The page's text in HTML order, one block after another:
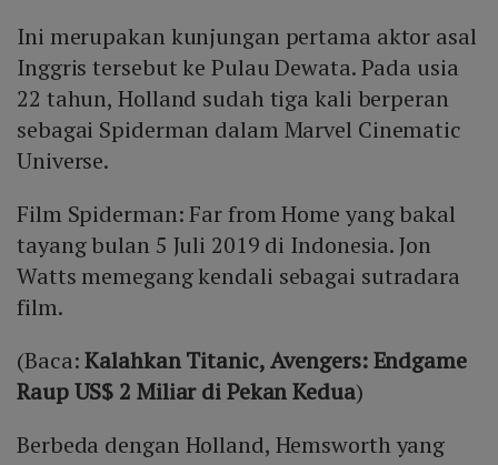
Ini merupakan kunjungan pertama aktor asal
Inggris tersebut ke Pulau Dewata. Pada usia
22 tahun, Holland sudah tiga kali berperan
sebagai Spiderman dalam Marvel Cinematic
Universe.
Film Spiderman: Far from Home yang bakal
tayang bulan 5 Juli 2019 di Indonesia. Jon
Watts memegang kendali sebagai sutradara
film.
(Baca:Kalahkan Titanic, Avengers: Endgame
Raup US$ 2 Miliar di Pekan Kedua)
Berbeda dengan Holland, Hemsworth yang